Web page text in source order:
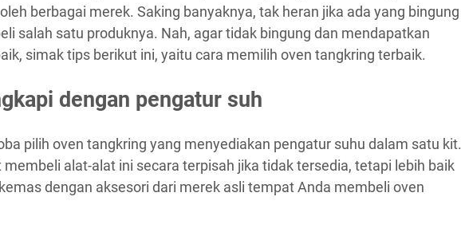
berbagai merek. Saking banyaknya, tak heran jika ada yang bingung
salah satu produknya. Nah, agar tidak bingung dan mendapatkan
simak tips berikut ini, yaitu cara memilih oven tangkring terbaik.
dengan pengatur suh
pilih oven tangkring yang menyediakan pengatur suhu dalam satu kit.
membeli alat-alat ini secara terpisah jika tidak tersedia, tetapi lebih baik
dengan aksesori dari merek asli tempat Anda membeli oven